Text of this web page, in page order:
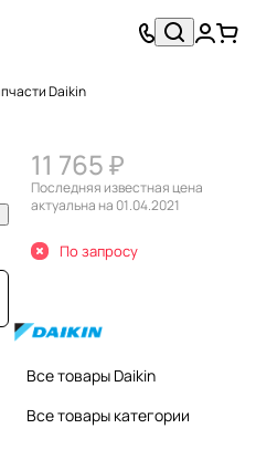
Daikin
11 765 ₽
Последняя известная цена
актуальна на 01.04.2021
По запросу
Все товары Daikin
Все товары категории